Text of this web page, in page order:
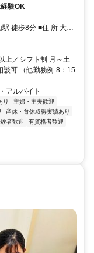
験OK
■住 所 大阪
上／シフト制 月～土
可 （他勤務例 8：15
アルバイト
り
主婦・主夫歓迎
産休・育休取得実績あり
者歓迎
有資格者歓迎